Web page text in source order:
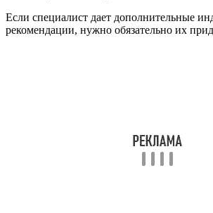
Если специалист дает дополнительные
рекомендации, нужно обязательно их